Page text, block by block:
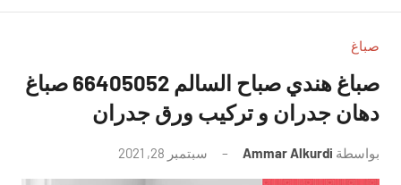
الكويت
للاعلانات
بالكويت
صباغ
صباغ هندي صباح السالم 66405052 صباغ
دهان جدران و تركيب ورق جدران
بواسطة Ammar Alkurdi سبتمبر 28, 2021
توجد